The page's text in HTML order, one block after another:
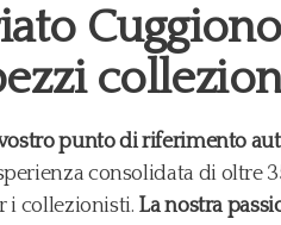
punto di riferimento
consolidata di
i collezionisti. La nostra